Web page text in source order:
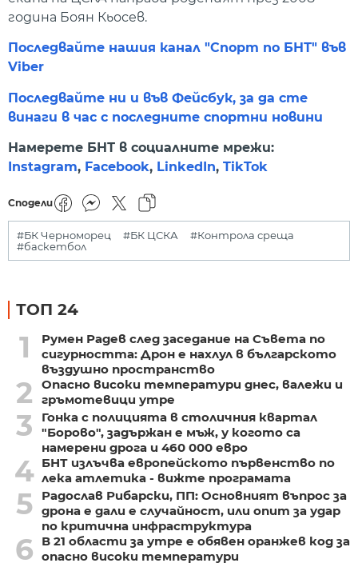
година Боян Кьосев.
Последвайте нашия канал "Спорт по БНТ" във
Viber
Последвайте ни и във Фейсбук, за да сте
винаги в час с последните спортни новини
Намерете БНТ в социалните мрежи:
Instagram, Facebook, LinkedIn, TikTok
Сподели
#БК Черноморец #БК ЦСКА
#Контрола среща
#баскетбол
ТОП 24
1
Румен Радев след заседание на Съвета по
сигурността: Дрон е нахлул в българското
въздушно пространство
2
Опасно високи температури днес, валежи и
гръмотевици утре
3
Гонка с полицията в столичния квартал
"Борово", задържан е мъж, у когото са
намерени дрога и 460 000 евро
4 БНТ излъчва европейското първенство по
лека атлетика - вижте програмата
5
Радослав Рибарски, ПП: Основният въпрос за
дрона е дали е случайност, или опит за удар
по критична инфраструктура
6
В 21 области за утре е обявен оранжев код за
опасно високи температури